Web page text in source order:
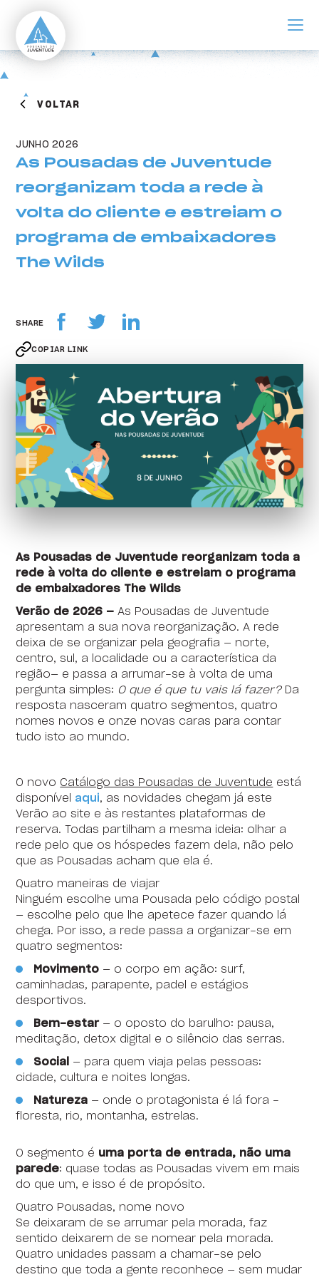
Abertura do Verão nas Pousadas de Juventude
As Pousadas de
VOLTAR
JUNHO 2026
As Pousadas de Juventude
reorganizam toda a rede à
volta do cliente e estreiam o
programa de embaixadores
The Wilds
SHARE
COPIAR LINK
As Pousadas de Juventude reorganizam toda a
rede à volta do cliente e estreiam o programa
de embaixadores The Wilds
Verão de 2026 —As Pousadas de Juventude
apresentam a sua nova reorganização. A rede
deixa de se organizar pela geografia — norte,
centro, sul, a localidade ou a característica da
região— e passa a arrumar-se à volta de uma
pergunta simples: O que é que tu vais lá fazer?Da
resposta nasceram quatro segmentos, quatro
nomes novos e onze novas caras para contar
tudo isto ao mundo.
O novo Catálogo das Pousadas de Juventude está
disponível aqui, as novidades chegam já este
Verão ao site e às restantes plataformas de
reserva. Todas partilham a mesma ideia: olhar a
rede pelo que os hóspedes fazem dela, não pelo
que as Pousadas acham que ela é.
Quatro maneiras de viajar
Ninguém escolhe uma Pousada pelo código postal
— escolhe pelo que lhe apetece fazer quando lá
chega. Por isso, a rede passa a organizar-se em
quatro segmentos:
Movimento — o corpo em ação: surf,
caminhadas, parapente, padel e estágios
desportivos.
Bem-estar — o oposto do barulho: pausa,
meditação, detox digital e o silêncio das serras.
Social — para quem viaja pelas pessoas:
cidade, cultura e noites longas.
Natureza — onde o protagonista é lá fora -
floresta, rio, montanha, estrelas.
O segmento é uma porta de entrada, não uma
parede: quase todas as Pousadas vivem em mais
do que um, e isso é de propósito.
Quatro Pousadas, nome novo
Se deixaram de se arrumar pela morada, faz
sentido deixarem de se nomear pela morada.
Quatro unidades passam a chamar-se pelo
destino que toda a gente reconhece — sem mudar